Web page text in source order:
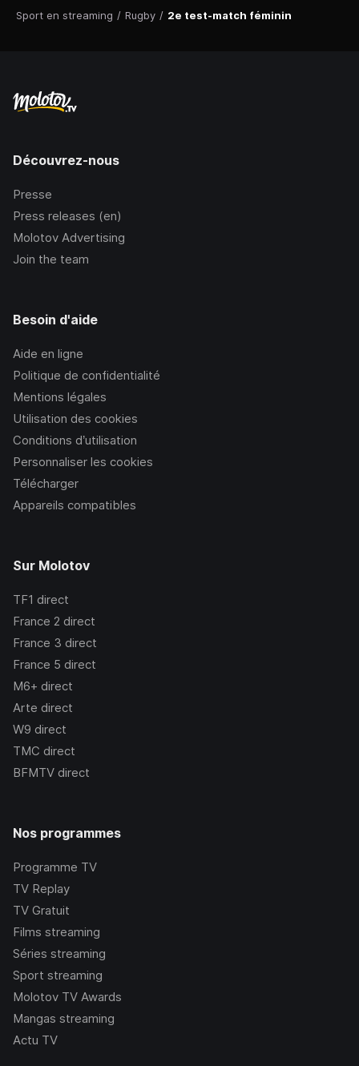
Sport en streaming / Rugby / 2e test-match féminin
Découvrez-nous
Presse
Press releases (en)
Molotov Advertising
Join the team
Besoin d'aide
Aide en ligne
Politique de confidentialité
Mentions légales
Utilisation des cookies
Conditions d’utilisation
Personnaliser les cookies
Télécharger
Appareils compatibles
Sur Molotov
TF1 direct
France 2 direct
France 3 direct
France 5 direct
M6+ direct
Arte direct
W9 direct
TMC direct
BFMTV direct
Nos programmes
Programme TV
TV Replay
TV Gratuit
Films streaming
Séries streaming
Sport streaming
Molotov TV Awards
Mangas streaming
Actu TV